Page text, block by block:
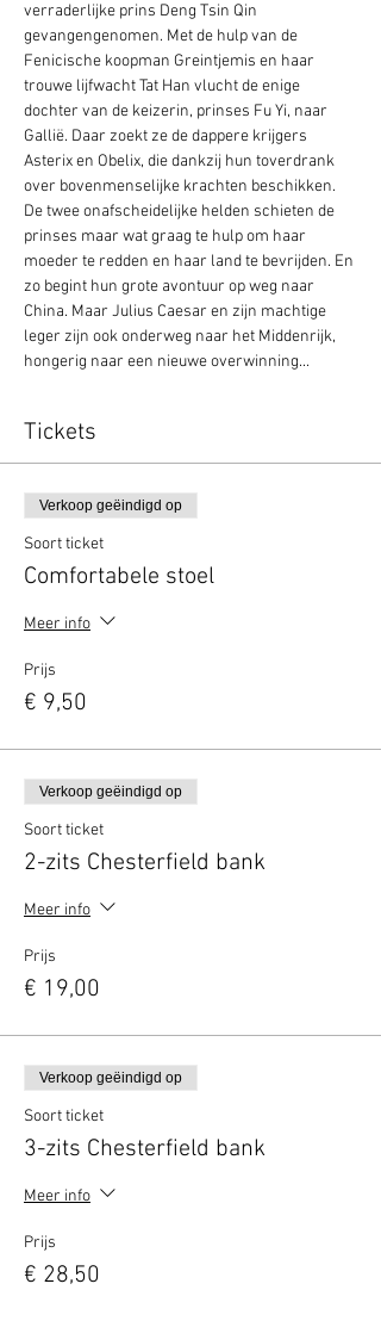
verraderlijke prins Deng Tsin Qin
gevangengenomen. Met de hulp van de
Fenicische koopman Greintjemis en haar
trouwe lijfwacht Tat Han vlucht de enige
dochter van de keizerin, prinses Fu Yi, naar
Gallië. Daar zoekt ze de dappere krijgers
Asterix en Obelix, die dankzij hun toverdrank
over bovenmenselijke krachten beschikken.
De twee onafscheidelijke helden schieten de
prinses maar wat graag te hulp om haar
moeder te redden en haar land te bevrijden. En
zo begint hun grote avontuur op weg naar
China. Maar Julius Caesar en zijn machtige
leger zijn ook onderweg naar het Middenrijk,
hongerig naar een nieuwe overwinning...
Tickets
Verkoop geëindigd op
Soort ticket
Comfortabele stoel
Meer info
Prijs
€ 9,50
Verkoop geëindigd op
Soort ticket
2-zits Chesterfield bank
Meer info
Prijs
€ 19,00
Verkoop geëindigd op
Soort ticket
3-zits Chesterfield bank
Meer info
Prijs
€ 28,50